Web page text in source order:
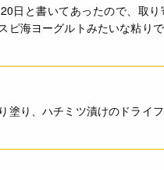
＜種類別＞乳
日と書いてあったので、取
ピ海ヨーグルトみたいな粘り
塗り、ハチミツ漬けのドライ